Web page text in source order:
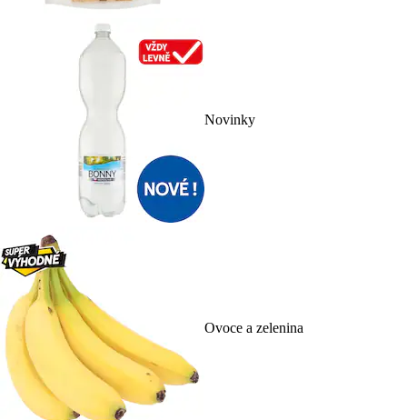
Novinky
Ovoce a zelenina